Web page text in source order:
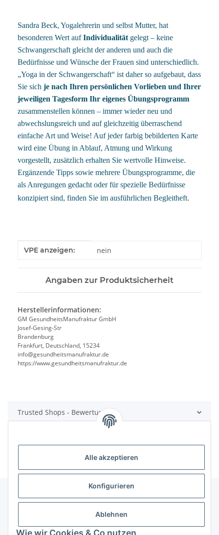
Alle akzeptieren
Konfigurieren
Ablehnen
Wie wir Cookies & Co nutzen
Sandra Beck, Yogalehrerin und selbst Mutter, hat
besonderen Wert aufIndividualität gelegt – keine
Schwangerschaft gleicht der anderen und auch die
Bedürfnisse und Wünsche der Frauen sind unterschiedlich.
„Yoga in der Schwangerschaft“ ist daher so aufgebaut, dass
Sie sich je nach Ihren persönlichen Vorlieben und Ihrer
jeweiligen Tagesform Ihr eigenes Übungsprogramm
zusammenstellen können – immer wieder neu und
abwechslungsreich und auf gleichzeitig überraschend
einfache Art und Weise! Auf jeder farbig bebilderten Karte
wird eine Übung in Ablauf, Atmung und Wirkung
vorgestellt, zusätzlich erhalten Sie wertvolle Hinweise.
Ergänzende Tipps sowie mehrere Übungsprogramme, die
als Anregungen gedacht oder für spezielle Bedürfnisse
konzipiert sind, finden Sie im ausführlichen Begleitheft.
Produkteigenschaft
Wert
VPE anzeigen: nein
Angaben zur Produktsicherheit
Herstellerinformationen:
GM GesundheitsManufraktur GmbH
Josef-Gesing-Str
Brandenburg
Frankfurt, Deutschland, 15234
info@gesundheitsmanufraktur.de
https://www.gesundheitsmanufraktur.de
Trusted Shops - Bewertungen